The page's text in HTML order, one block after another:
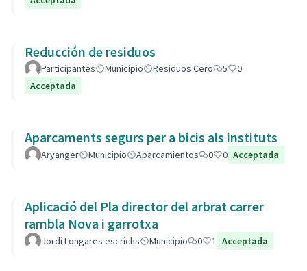
Reducción de residuos
Participantes Municipio Residuos Cero 5
0
Acceptada
Aparcaments segurs per a bicis als instituts
Aryanger Municipio Aparcamientos 0 0 Acceptada
Aplicació del Pla director del arbrat carrer
rambla Nova i garrotxa
Jordi Longares escrichs Municipio 0 1 Acceptada